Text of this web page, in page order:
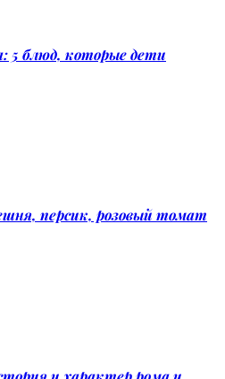
5 блюд, которые дети
персик, розовый томат